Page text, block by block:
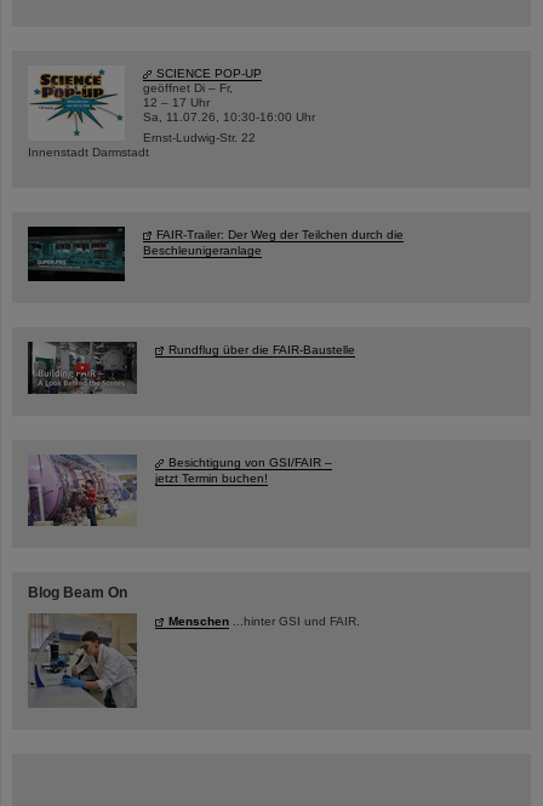
SCIENCE POP-UP
geöffnet Di – Fr,
12 – 17 Uhr
Sa, 11.07.26, 10:30-16:00 Uhr
Ernst-Ludwig-Str. 22
Innenstadt Darmstadt
FAIR-Trailer: Der Weg der Teilchen durch die
Beschleunigeranlage
Rundflug über die FAIR-Baustelle
Besichtigung von GSI/FAIR –
jetzt Termin buchen!
Blog Beam On
Menschen ...hinter GSI und FAIR.